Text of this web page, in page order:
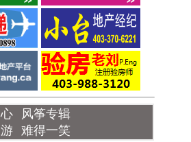
风筝专辑
难得一笑